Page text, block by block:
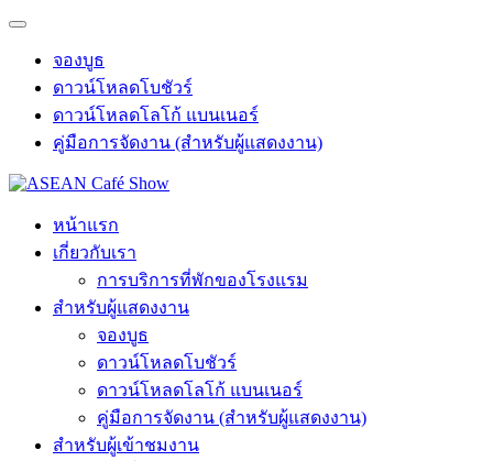
จองบูธ
ดาวน์โหลดโบชัวร์
ดาวน์โหลดโลโก้ แบนเนอร์
คู่มือการจัดงาน (สำหรับผู้แสดงงาน)
หน้าแรก
เกี่ยวกับเรา
การบริการที่พักของโรงแรม
สำหรับผู้แสดงงาน
จองบูธ
ดาวน์โหลดโบชัวร์
ดาวน์โหลดโลโก้ แบนเนอร์
คู่มือการจัดงาน (สำหรับผู้แสดงงาน)
สำหรับผู้เข้าชมงาน